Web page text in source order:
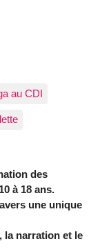
au CDI
des
à 18 ans.
une unique
la narration et le